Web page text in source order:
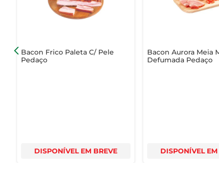
quem valoriza a qualidade e o sabor nas refeições.
Bacon Frico Paleta C/ Pele
Pedaço
DISPONÍVEL EM BREVE
Bacon Aurora Meia
Defumada Pedaço
DISPONÍVEL EM